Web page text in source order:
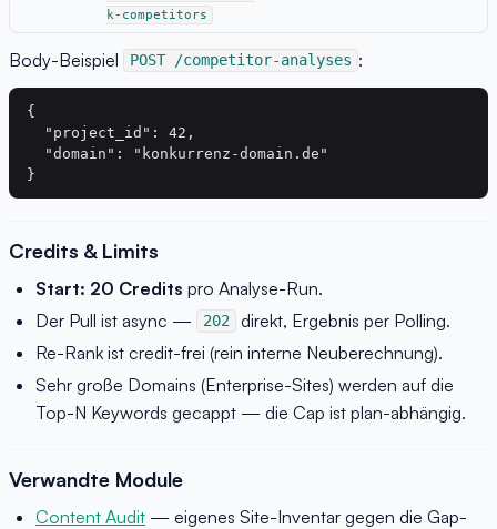
k-competitors
Body-Beispiel POST /competitor-analyses :
{
  "project_id": 42,
  "domain": "konkurrenz-domain.de"
Credits & Limits
Start: 20 Credits pro Analyse-Run.
Der Pull ist async —
202
direkt, Ergebnis per Polling.
Re-Rank ist credit-frei (rein interne Neuberechnung).
Sehr große Domains (Enterprise-Sites) werden auf die
Top-N Keywords gecappt — die Cap ist plan-abhängig.
Verwandte Module
Content Audit — eigenes Site-Inventar gegen die Gap-